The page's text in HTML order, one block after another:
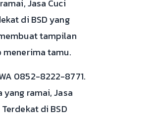
Jasa Cuci
di BSD yang
tampilan
menerima tamu.
0852-8222-8771.
yang ramai, Jasa
di BSD